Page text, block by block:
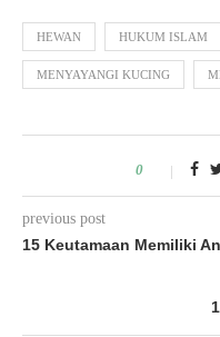
HEWAN HUKUM ISLAM
MENYAYANGI KUCING
0
previous post
15 Keutamaan Memiliki